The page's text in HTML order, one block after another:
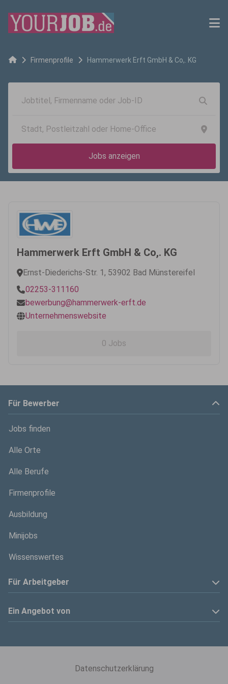
Firmenprofile Hammerwerk Erft GmbH & Co,. KG
Jobs anzeigen
Hammerwerk Erft GmbH & Co,. KG
Ernst-Diederichs-Str. 1, 53902 Bad Münstereifel
02253-311160
bewerbung@hammerwerk-erft.de
Unternehmenswebsite
0 Jobs
Für Bewerber
Jobs finden
Alle Orte
Alle Berufe
Firmenprofile
Ausbildung
Minijobs
Wissenswertes
Für Arbeitgeber
Anzeige schalten
Ein Angebot von
Datenschutzerklärung